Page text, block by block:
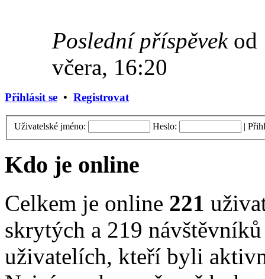
Poslední příspěvekod
včera, 16:20
Přihlásit se • Registrovat
Uživatelské jméno: Heslo: |
Kdo je online
Celkem je online 221
skrytých a 219
uživatelích, kteří byli